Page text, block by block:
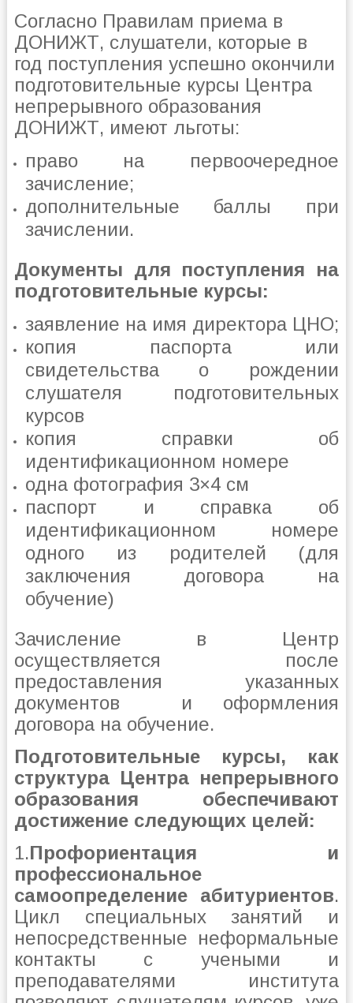
Согласно Правилам приема в
ДОНИЖТ, слушатели, которые в
год поступления успешно окончили
подготовительные курсы Центра
непрерывного образования
ДОНИЖТ, имеют льготы:
право на первоочередное
зачисление;
дополнительные баллы при
зачислении.
Документы для поступления на
подготовительные курсы:
заявление на имя директора ЦНО;
копия паспорта или
свидетельства о рождении
слушателя подготовительных
курсов
копия справки об
идентификационном номере
одна фотография 3×4 см
паспорт и справка об
идентификационном номере
одного из родителей (для
заключения договора на
обучение)
Зачисление в Центр
осуществляется после
предоставления указанных
документов и оформления
договора на обучение.
Подготовительные курсы, как
структура Центра непрерывного
образования обеспечивают
достижение следующих целей:
1.Профориентация и
профессиональное
самоопределение абитуриентов.
Цикл специальных занятий и
непосредственные неформальные
контакты с учеными и
преподавателями института